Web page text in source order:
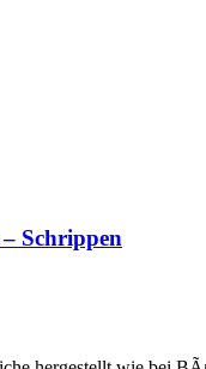
Schrippen